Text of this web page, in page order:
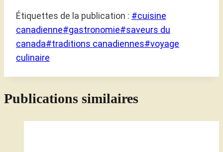
Étiquettes de la publication : #cuisine
canadienne#gastronomie#saveurs du
canada#traditions canadiennes#voyage
culinaire
Publications similaires